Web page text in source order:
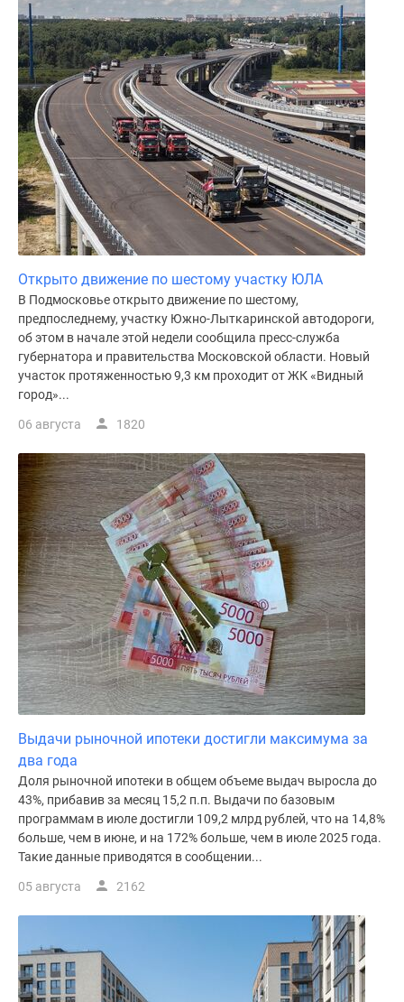
Открыто движение по шестому участку ЮЛА
В Подмосковье открыто движение по шестому,
предпоследнему, участку Южно-Лыткаринской автодороги,
об этом в начале этой недели сообщила пресс-служба
губернатора и правительства Московской области. Новый
участок протяженностью 9,3 км проходит от ЖК «Видный
город»...
06 августа 1820
Выдачи рыночной ипотеки достигли максимума за
два года
Доля рыночной ипотеки в общем объеме выдач выросла до
43%, прибавив за месяц 15,2 п.п. Выдачи по базовым
программам в июле достигли 109,2 млрд рублей, что на 14,8%
больше, чем в июне, и на 172% больше, чем в июле 2025 года.
Такие данные приводятся в сообщении...
05 августа 2162